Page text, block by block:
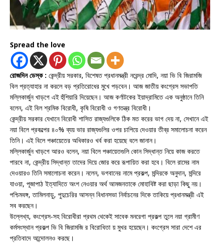
Spread the love
রোজদিন ডেস্ক : কেন্দ্রীয় সরকার, বিশেষত প্রধানমন্ত্রী নরেন্দ্র মোদি, নয়া ভি বি জিরামজি
বিল প্রত্যাহার না করলে বড় প্রতিরোধের মুখে পড়বেন। আজ জাতীয় কংগ্রেস সভাপতি
মল্লিকার্জুন খাড়গে এই হুঁশিয়ারি দিয়েছেন। আজ কর্ণাটকের ইয়াদ্রামিতে এক অনুষ্ঠানে তিনি
বলেন, এই বিল শ্রমিক বিরোধী, কৃষি বিরোধী ও গণতন্ত্র বিরোধী।
কেন্দ্রীয় সরকার যেখানে বিরোধী শাসিত রাজ্যগুলিকে ঠিক মত করের ভাগ দেয় না, সেখানে এই
নয়া বিলে প্রকল্পের ৪০% ব্যয় ভার রাজ্যগুলির ওপর চাপিয়ে দেওয়ার তীব্র সমালোচনা করেন
তিনি। এই বিলে পঞ্চায়েতের অধিকারও খর্ব করা হয়েছে বলে জানান।
মল্লিকার্জুন খাড়গে আরও বলেন, নয়া বিলে পঞ্চায়েতগুলি কোন সিদ্ধান্ত নিয়ে কাজ করতে
পারবে না, কেন্দ্রীয় সিদ্ধান্ত তাদের দিয়ে জোর করে রূপায়িত করা হবে। বিলে রামের নাম
দেওয়ারও তিনি সমালোচনা করেন। নলেন, ভগবানের নামে প্রকল্প, মন্দিরকে অনুদান, মন্দিরে
যাওয়া, পূজাপাঠ ইত্যাদিতে অংশ নেওয়ার অর্থ আমজনতাকে মোহাবিষ্ট করা ছাড়া কিছু নয়।
পশ্চিমবঙ্গ, তামিলনাড়ু, পুদুচেরির আসন্ন বিধানসভা নির্বাচনের দিকে তাকিয়ে প্রধানমন্ত্রী এই
সব করছেন।
উল্লেখ্য, কংগ্রেস-সহ বিরোধীরা প্রথম থেকেই সাবেক মনরেগা প্রকল্প তুলে নয়া গ্রামীণ
কর্মসংস্থান প্রকল্প ভি বি জিরামজি র বিরোধিতা য় মুখর হয়েছেন। কংগ্রেস সারা দেশে এর
প্রতিবাদে আন্দোলনও করছে।